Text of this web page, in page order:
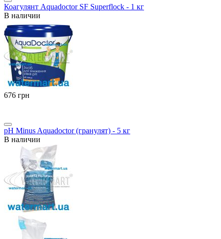
Коагулянт Aquadoctor SF Superflock - 1 кг
В наличии
‍676‍ грн
pH Minus Aquadoctor (гранулят) - 5 кг
В наличии